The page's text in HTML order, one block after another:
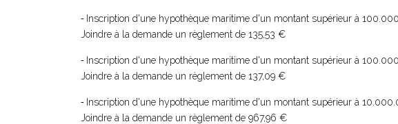
- Inscription d'une hypothèque maritime d'un montant supérieur à
Joindre à la demande un règlement de 135,53 €
- Inscription d'une hypothèque maritime d'un montant supérieur à
Joindre à la demande un règlement de 137,09 €
- Inscription d'une hypothèque maritime d'un montant supérieur à
Joindre à la demande un règlement de 967,96 €